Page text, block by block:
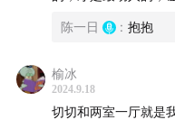
陈一日 : 抱抱
榆冰
2024.9.18
切切和两室一厅就是